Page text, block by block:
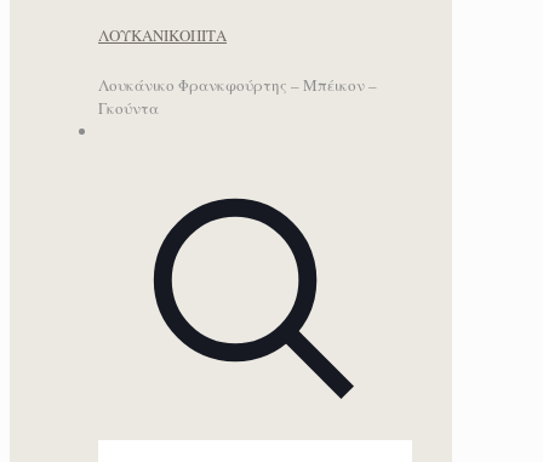
ΛΟΥΚΑΝΙΚΟΠΙΤΑ
Λουκάνικο Φρανκφούρτης – Μπέικον –
Γκούντα